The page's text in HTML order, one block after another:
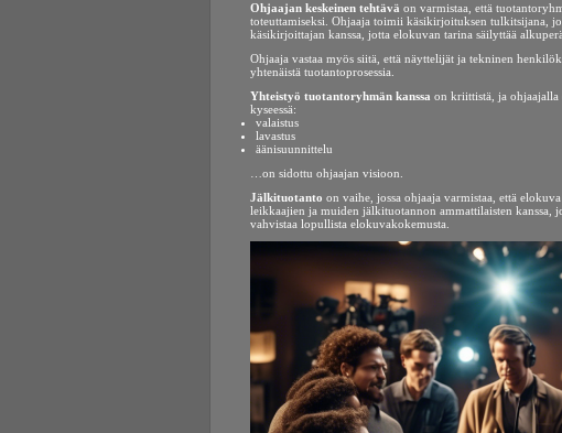
Ohjaajan keskeinen tehtävä on varmistaa, että
toteuttamiseksi. Ohjaaja toimii käsikirjoituksen tulkitsijana,
käsikirjoittajan kanssa, jotta elokuvan tarina säilyttää
Ohjaaja vastaa myös siitä, että näyttelijät ja tekninen
yhtenäistä tuotantoprosessia.
Yhteistyö tuotantoryhmän kanssa on kriittistä, ja ohjaajalla
kyseessä:
valaistus
lavastus
äänisuunnittelu
…on sidottu ohjaajan visioon.
Jälkituotanto on vaihe, jossa ohjaaja varmistaa, että
leikkaajien ja muiden jälkituotannon ammattilaisten kanssa,
vahvistaa lopullista elokuvakokemusta.